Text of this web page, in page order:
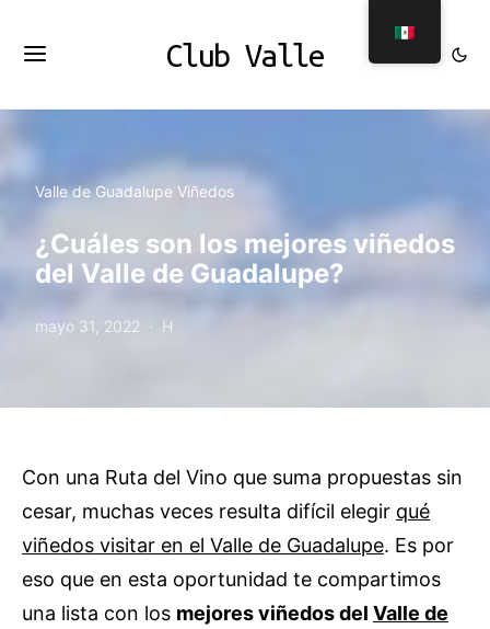
Club Valle
Valle de Guadalupe Viñedos
¿Cuáles son los mejores viñedos
del Valle de Guadalupe?
mayo 31, 2022 H
Con una Ruta del Vino que suma propuestas sin
cesar, muchas veces resulta difícil elegir qué
viñedos visitar en el Valle de Guadalupe. Es por
eso que en esta oportunidad te compartimos
una lista con los mejores viñedos del Valle de